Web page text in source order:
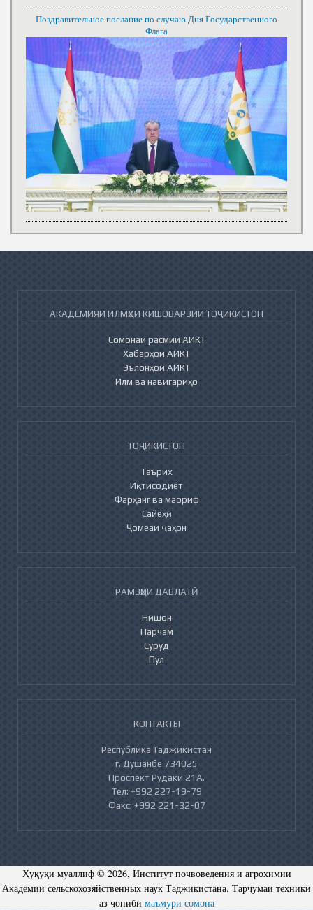
Поздравительное послание по случаю Дня Государственного
Флага
АКАДЕМИЯИ ИЛМҲОИ КИШОВАРЗИИ ТОҶИКИСТОН
Сомонаи расмии АИКТ
Хабарҳои АИКТ
Эълонҳои АИКТ
Илм ва навигариҳо
ТОҶИКИСТОН
Таърих
Иқтисодиёт
Фарҳанг ва маориф
Сайёҳӣ
Ҷомеаи ҷаҳон
РАМЗҲОИ ДАВЛАТӢ
Нишон
Парчам
Суруд
Пул
КОНТАКТЫ
Республика Таджикистан
г. Душанбе 734025
Проспект Рудаки 21А.
Тел: +992 227-19-79
Факс: +992 221-32-07
Ҳуқуқи муаллиф © 2026, Институт почвоведения и агрохимии
Академии сельскохозяйственных наук Таджикистана. Тарҷумаи техникӣ
аз ҷониби маъмури сомона